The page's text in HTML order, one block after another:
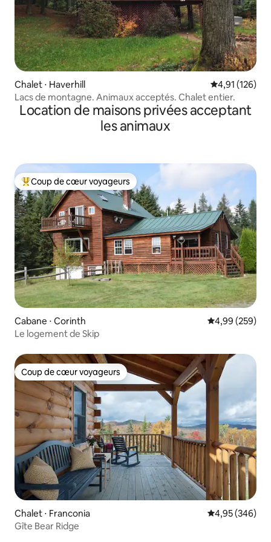
Chalet ⋅ Haverhill Évaluation
4,91 (126)
Lacs de montagne. Animaux acceptés. Chalet entier.
Location de maisons privées acceptant
les animaux
Coups de cœur voyageurs les plus appréciés
Coup de cœur voyageurs
Cabane ⋅ Corinth Évaluation
4,99 (259)
Le logement de Skip
Coup de cœur voyageurs
Coup de cœur voyageurs
Chalet ⋅ Franconia Évaluation
4,95 (346)
Gîte Bear Ridge